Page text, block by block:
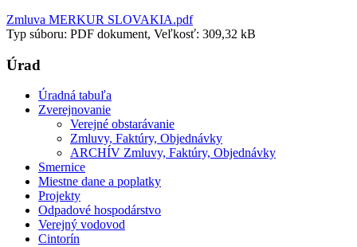
Zmluva MERKUR SLOVAKIA.pdf
Typ súboru: PDF dokument, Veľkosť: 309,32 kB
Úrad
Úradná tabuľa
Zverejnovanie
Verejné obstarávanie
Zmluvy, Faktúry, Objednávky
ARCHÍV Zmluvy, Faktúry, Objednávky
Smernice
Miestne dane a poplatky
Projekty
Odpadové hospodárstvo
Verejný vodovod
Cintorín